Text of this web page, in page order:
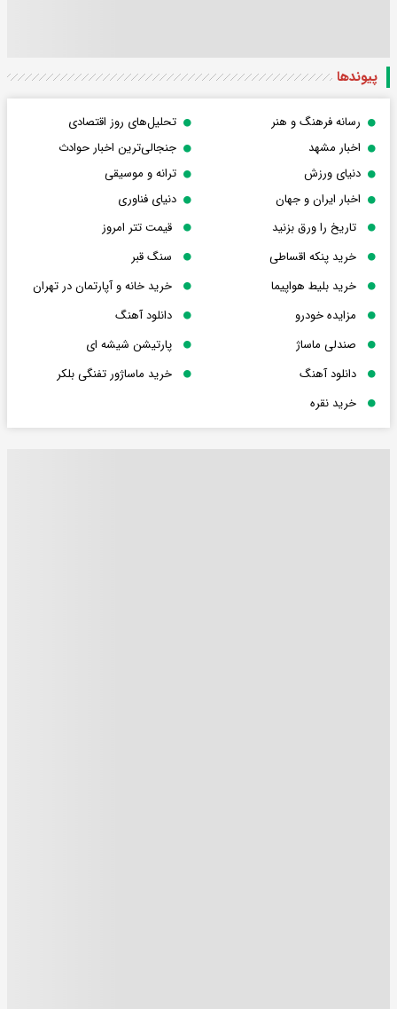
پیوندها
رسانه فرهنگ و هنر
تحلیل‌های روز اقتصادی
اخبار مشهد
جنجالی‌ترین اخبار حوادث
دنیای ورزش
ترانه و موسیقی
اخبار ایران و جهان
دنیای فناوری
تاریخ را ورق بزنید
قیمت تتر امروز
خرید پنکه اقساطی
سنگ قبر
خرید بلیط هواپیما
خرید خانه و آپارتمان در تهران
مزایده خودرو
دانلود آهنگ
صندلی ماساژ
پارتیشن شیشه ای
دانلود آهنگ
خرید ماساژور تفنگی بلکر
خرید نقره